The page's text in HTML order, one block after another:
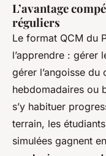
L’avantage
réguliers
Le format QCM du
l’apprendre : gérer
gérer l’angoisse
hebdomadaires ou
s’y habituer
terrain, les
simulées gagnent